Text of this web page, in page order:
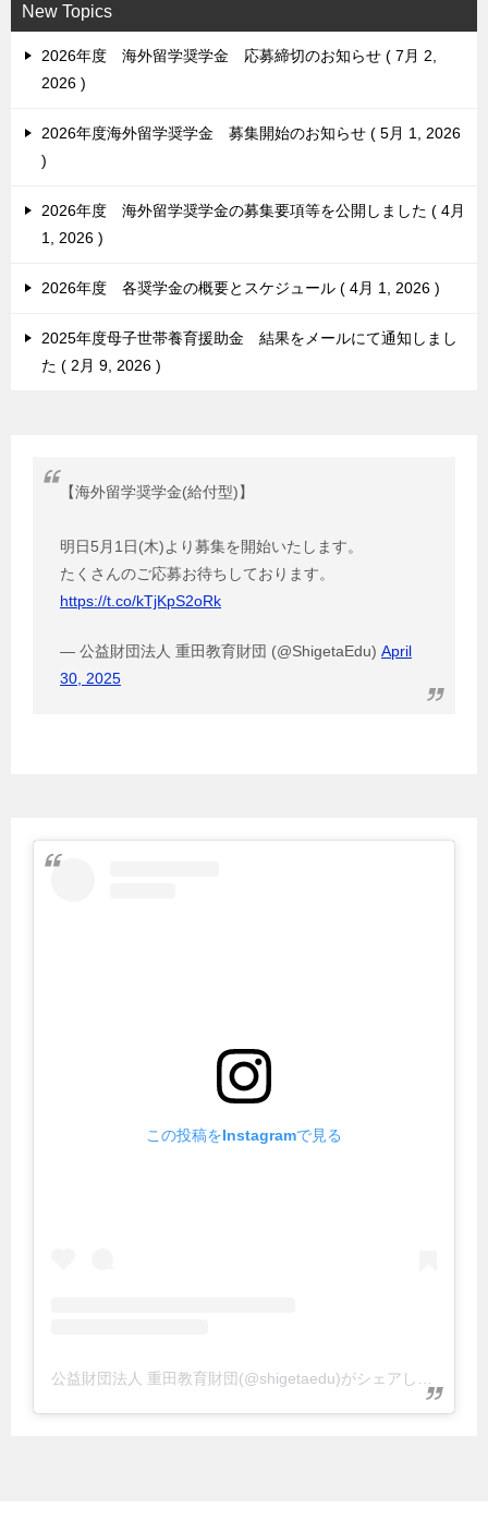
ン
New Topics
2026年度 海外留学奨学金 応募締切のお知らせ
7月 2,
2026
2026年度海外留学奨学金 募集開始のお知らせ 5月 1, 2026
2026年度 海外留学奨学金の募集要項等を公開しました
4月
1, 2026
2026年度 各奨学金の概要とスケジュール 4月 1, 2026
2025年度母子世帯養育援助金 結果をメールにて通知しまし
た
2月 9, 2026
【海外留学奨学金(給付型)】
明日5月1日(木)より募集を開始いたします。
たくさんのご応募お待ちしております。
https://t.co/kTjKpS2oRk
— 公益財団法人 重田教育財団 (@ShigetaEdu) April
30, 2025
この投稿をInstagramで見る